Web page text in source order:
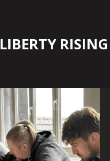
LIBERTY RISING